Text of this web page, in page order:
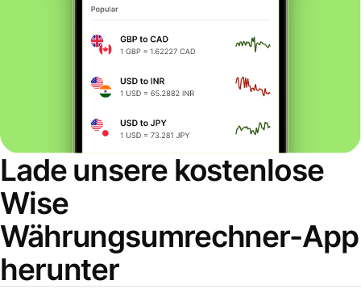
Lade unsere kostenlose
Wise
Währungsumrechner-App
herunter